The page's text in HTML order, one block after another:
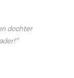
dochter